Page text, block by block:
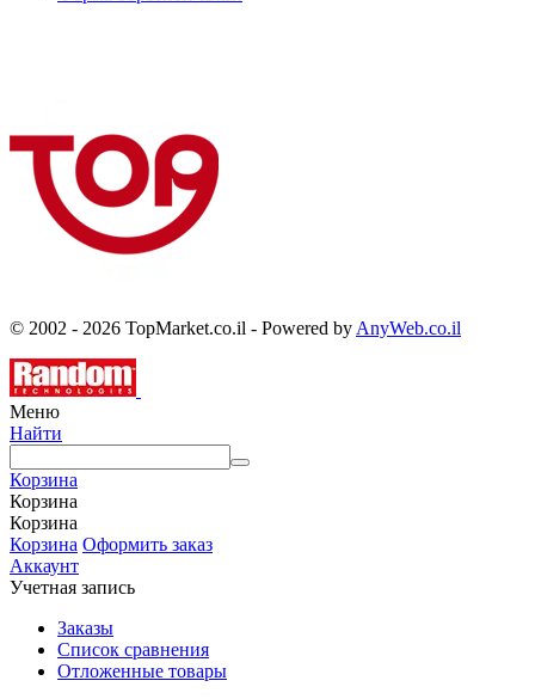
© 2002 - 2026 TopMarket.co.il - Powered by AnyWeb.co.il
Меню
Найти
Корзина
Корзина
Корзина
Корзина Оформить заказ
Аккаунт
Учетная запись
Заказы
Список сравнения
Отложенные товары